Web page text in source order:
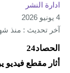
ادارة النشر
4 يونيو 2026
آخر تحديث : منذ
الحصاد24
أثار مقطع فيديو